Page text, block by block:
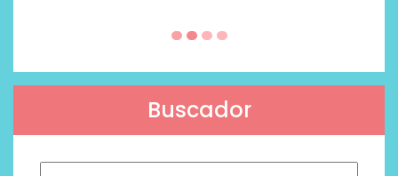
Buscador